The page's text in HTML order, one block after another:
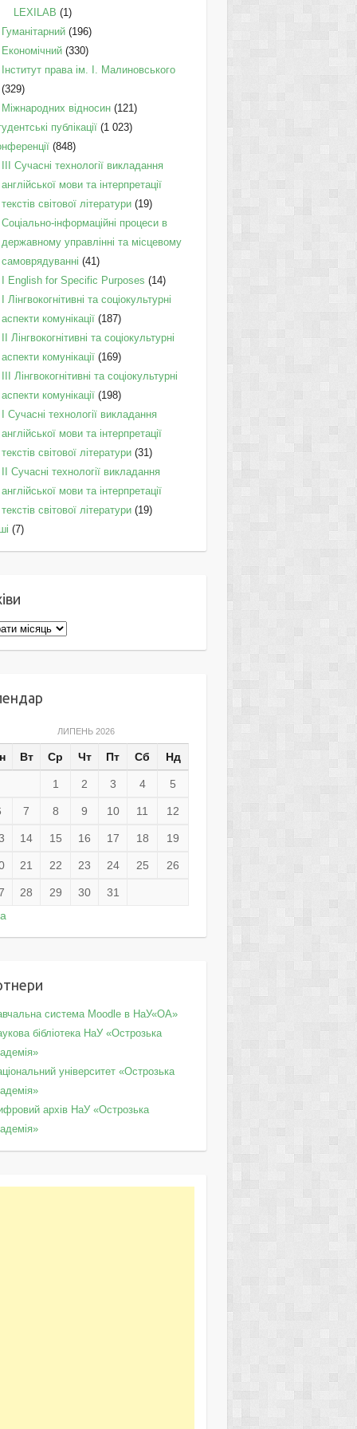
LEXILAB (1)
Гуманітарний(196)
Економічний(330)
Інститут права ім. І. Малиновського
(329)
Міжнародних відносин(121)
публікації(1 023)
(848)
III Сучасні технології викладання
англійської мови та інтерпретації
текстів світової літератури(19)
Соціально-інформаційні процеси в
державному управлінні та місцевому
самоврядуванні (41)
І English for Specific Purposes (14)
I Лінгвокогнітивні та соціокультурні
аспекти комунікації(187)
IІ Лінгвокогнітивні та соціокультурні
аспекти комунікації(169)
IІI Лінгвокогнітивні та соціокультурні
аспекти комунікації(198)
I Cучасні технології викладання
англійської мови та інтерпретації
текстів світової літератури(31)
II Cучасні технології викладання
англійської мови та інтерпретації
текстів світової літератури(19)
(7)
ЛИПЕНЬ 2026
Вт Ср Чт Пт Сб Нд
1 2 3 4 5
7 8 9 10 11 12
14 15 16 17 18 19
21 22 23 24 25 26
28 29 30
31
система Moodle в НаУ«ОА»
бібліотека НаУ «Острозька
університет «Острозька
архів НаУ «Острозька